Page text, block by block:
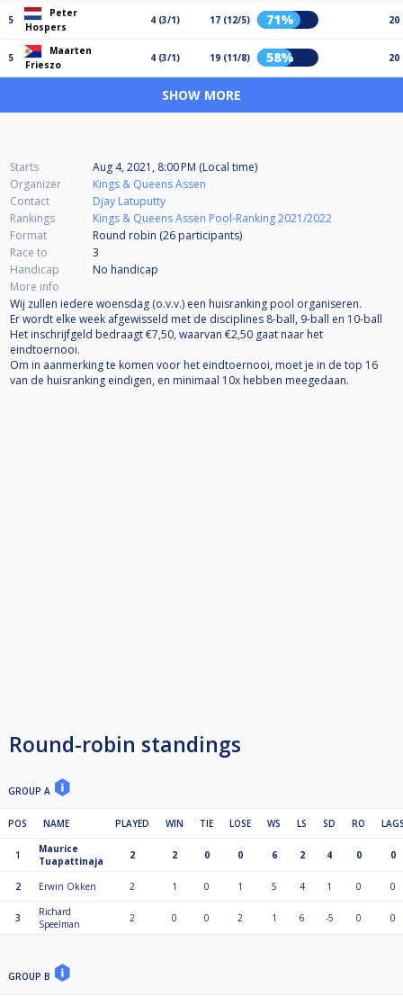
5
Peter
Hospers
4 (3/1) 17 (12/5) 71% 20
5
Maarten
Frieszo
4 (3/1) 19 (11/8) 58% 20
SHOW MORE
Starts
Aug 4, 2021, 8:00 PM (Local time)
Organizer
Kings & Queens Assen
Contact
Djay Latuputty
Rankings
Kings & Queens Assen Pool-Ranking 2021/2022
Format
Round robin (26 participants)
Race to
3
Handicap
No handicap
More info
Wij zullen iedere woensdag (o.v.v.) een huisranking pool organiseren.
Er wordt elke week afgewisseld met de disciplines 8-ball, 9-ball en 10-ball
Het inschrijfgeld bedraagt €7,50, waarvan €2,50 gaat naar het
eindtoernooi.
Om in aanmerking te komen voor het eindtoernooi, moet je in de top 16
van de huisranking eindigen, en minimaal 10x hebben meegedaan.
Round-robin standings
GROUP A
POS NAME PLAYED WIN TIE LOSE WS LS SD RO
1
Maurice
Tuapattinaja
2 2 0 0 6 2 4 0 0
2 Erwin Okken 2 1 0 1 5 4 1 0 0
3
Richard
Speelman
2 0 0 2 1 6 -5 0 0
GROUP B